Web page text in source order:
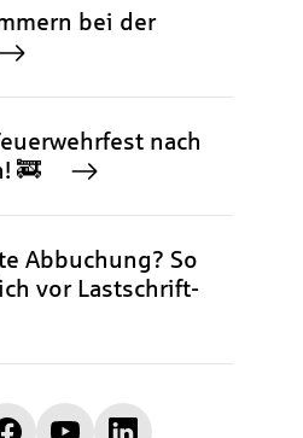
bei der
nach
🚒
Abbuchung? So
vor Lastschrift-